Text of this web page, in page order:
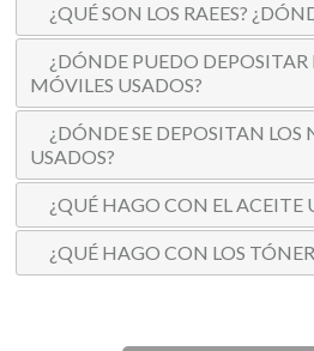
¿QUÉ SON LOS RAEES?
¿DÓNDE PUEDO DEPOSITAR
MÓVILES USADOS?
¿DÓNDE SE DEPOSITAN LOS
USADOS?
¿QUÉ HAGO CON EL ACEITE
¿QUÉ HAGO CON LOS